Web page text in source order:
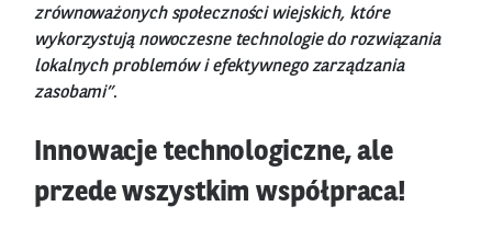
zrównoważonych społeczności wiejskich, które
wykorzystują nowoczesne technologie do rozwiązania
lokalnych problemów i efektywnego zarządzania
zasobami”.
Innowacje technologiczne, ale
przede wszystkim współpraca!